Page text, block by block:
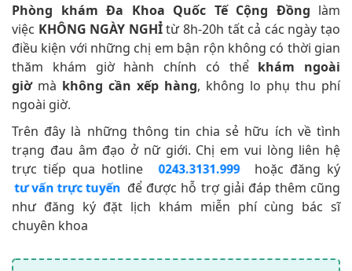
Phòng khám Đa Khoa Quốc Tế Cộng Đồng làm
việc KHÔNG NGÀY NGHỈtừ 8h-20h tất cả các ngày tạo
điều kiện với những chị em bận rộn không có thời gian
thăm khám giờ hành chính có thể khám ngoài
giờmà không cần xếp hàng, không lo phụ thu phí
ngoài giờ.
Trên đây là những thông tin chia sẻ hữu ích về tình
trạng đau âm đạo ở nữ giới. Chị em vui lòng liên hệ
trực tiếp qua hotline
0243.3131.999 hoặc đăng ký
tư vấn trực tuyến để được hỗ trợ giải đáp thêm cũng
như đăng ký đặt lịch khám miễn phí cùng bác sĩ
chuyên khoa